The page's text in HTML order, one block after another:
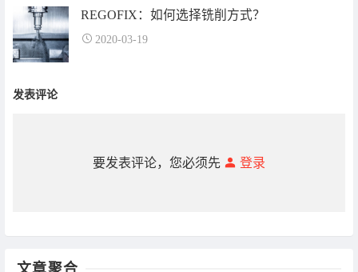
REGOFIX：如何选择铣削方式？
2020-03-19
发表评论
要发表评论，您必须先 登录
文章聚合